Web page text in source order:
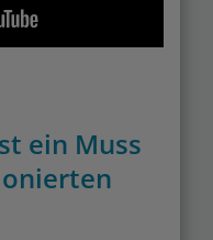
ein Muss